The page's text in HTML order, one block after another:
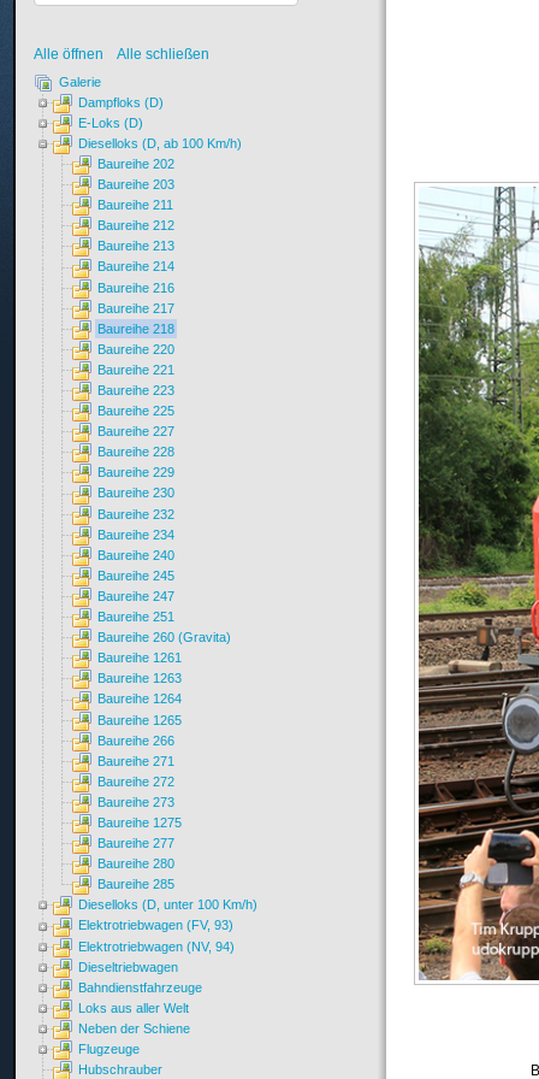
Alle öffnen Alle schließen
Galerie
Dampfloks (D)
E-Loks (D)
Dieselloks (D, ab 100 Km/h)
Baureihe 202
Baureihe 203
Baureihe 211
Baureihe 212
Baureihe 213
Baureihe 214
Baureihe 216
Baureihe 217
Baureihe 218
Baureihe 220
Baureihe 221
Baureihe 223
Baureihe 225
Baureihe 227
Baureihe 228
Baureihe 229
Baureihe 230
Baureihe 232
Baureihe 234
Baureihe 240
Baureihe 245
Baureihe 247
Baureihe 251
Baureihe 260 (Gravita)
Baureihe 1261
Baureihe 1263
Baureihe 1264
Baureihe 1265
Baureihe 266
Baureihe 271
Baureihe 272
Baureihe 273
Baureihe 1275
Baureihe 277
Baureihe 280
Baureihe 285
Dieselloks (D, unter 100 Km/h)
Elektrotriebwagen (FV, 93)
Elektrotriebwagen (NV, 94)
Dieseltriebwagen
Bahndienstfahrzeuge
Loks aus aller Welt
Neben der Schiene
Flugzeuge
Hubschrauber